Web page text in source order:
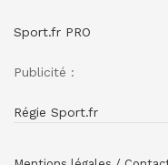
Sport.fr PRO
Publicité :
Régie Sport.fr